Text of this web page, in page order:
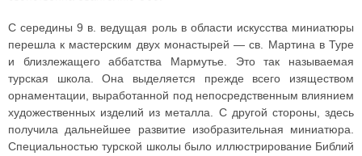
С середины 9 в. ведущая роль в области искусства миниатюры
перешла к мастерским двух монастырей — св. Мартина в Туре
и близлежащего аббатства Мармутье. Это так называемая
турская школа. Она выделяется прежде всего изяществом
орнаментации, выработанной под непосредственным влиянием
художественных изделий из металла. С другой стороны, здесь
получила дальнейшее развитие изобразительная миниатюра.
Специальностью турской школы было иллюстрирование Библий